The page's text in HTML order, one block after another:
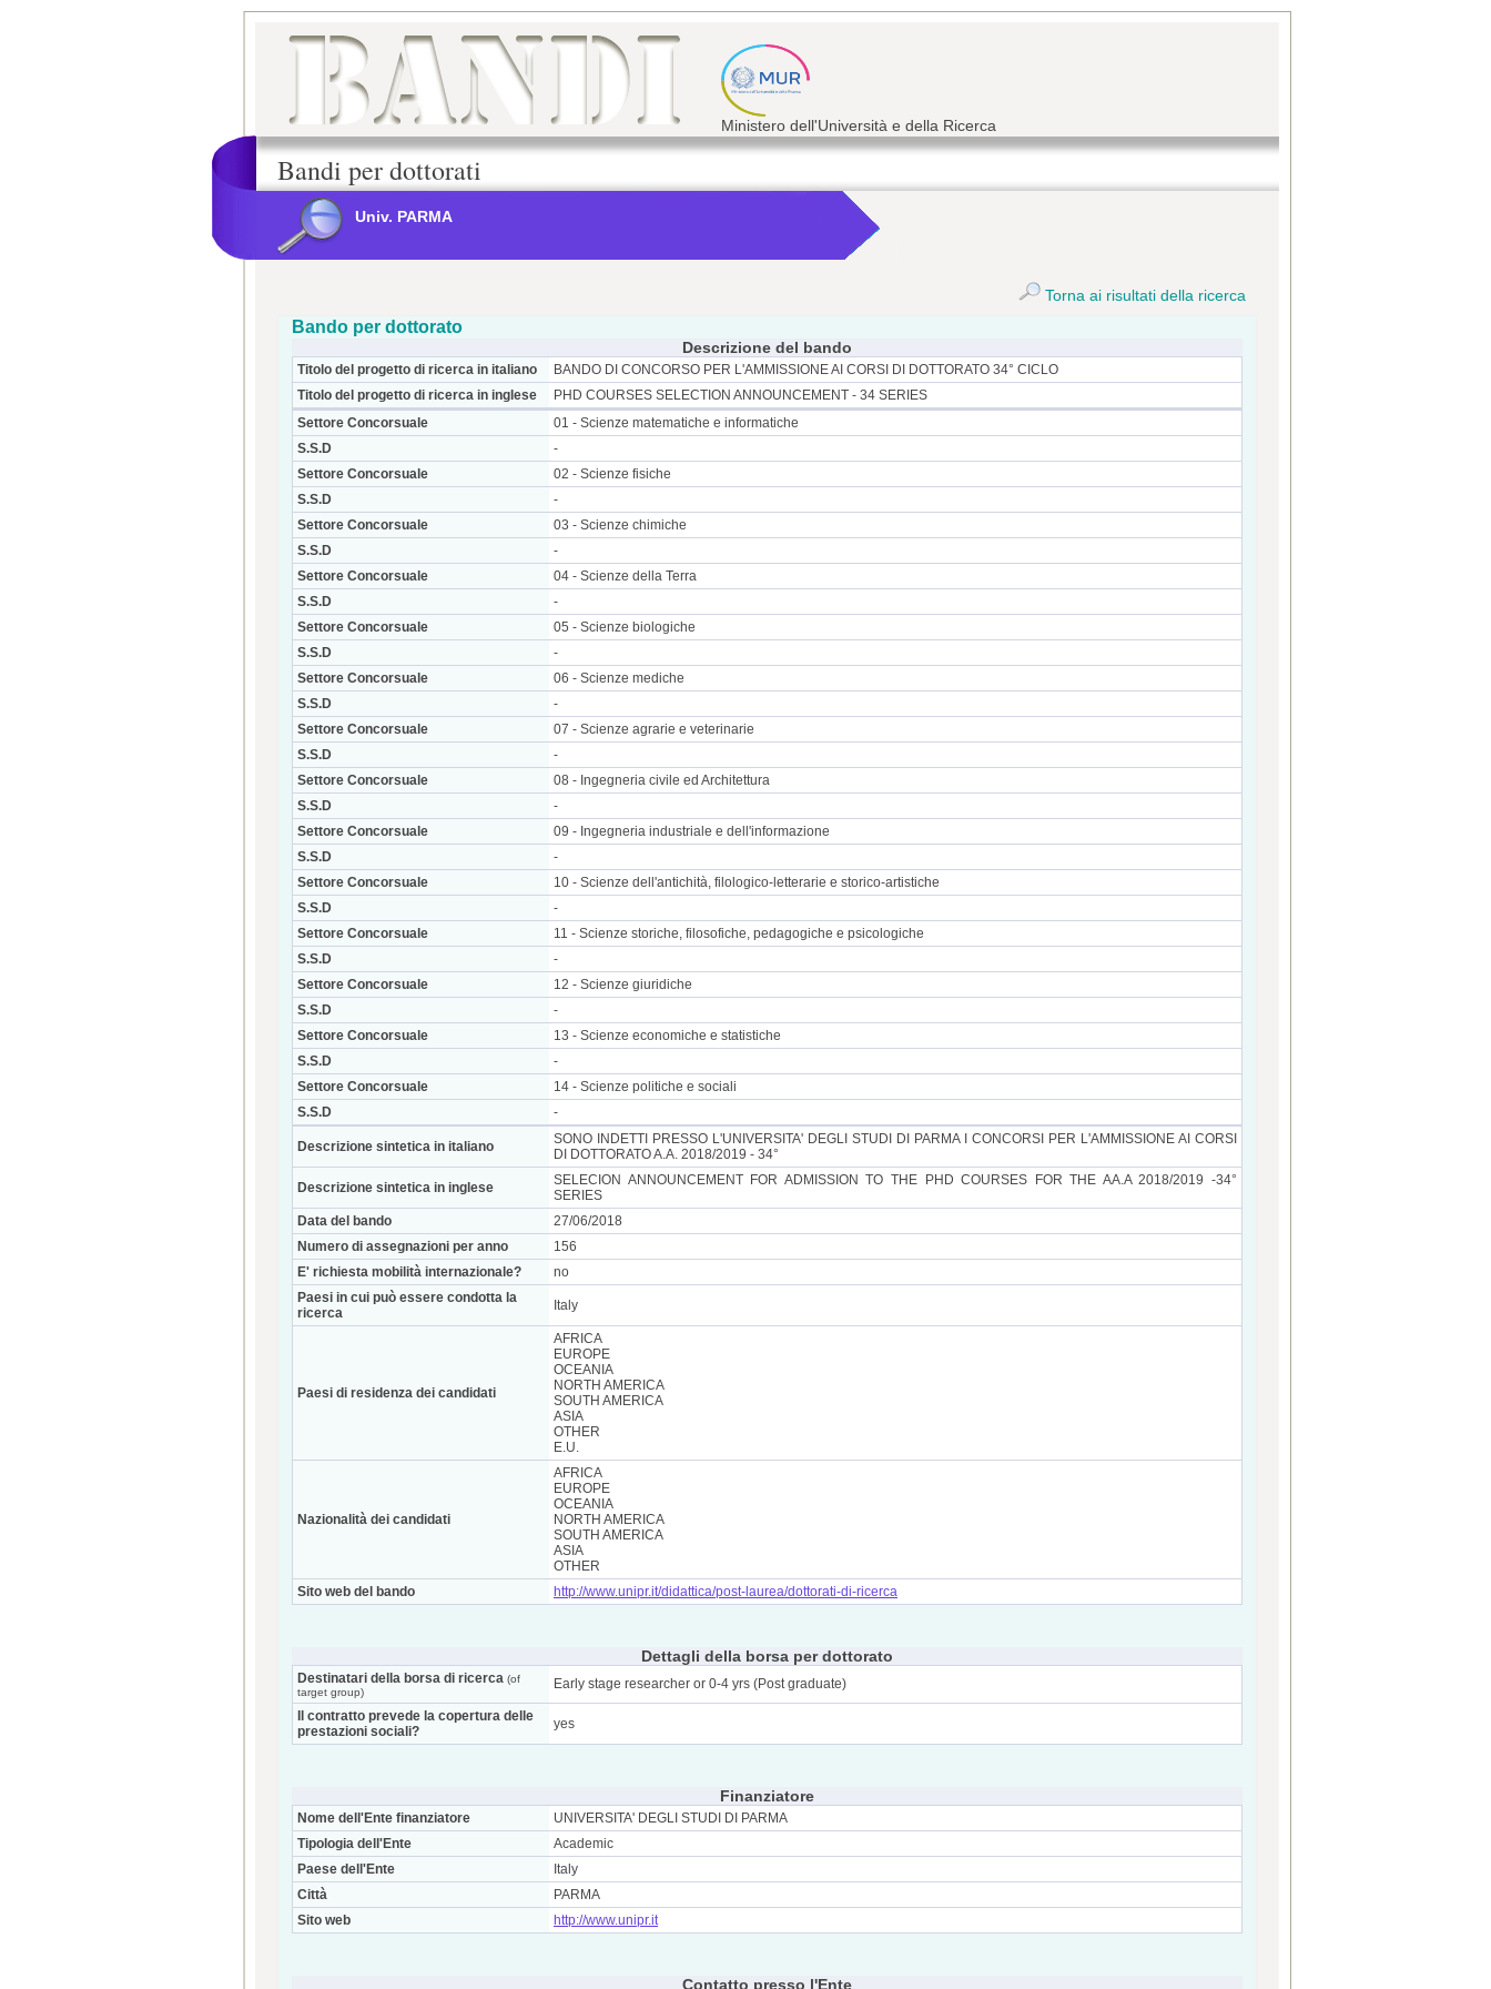
Ministero dell'Università e della Ricerca
Bandi per dottorati
Univ. PARMA
Torna ai risultati della ricerca
Bando per dottorato
Descrizione del bando
Titolo del progetto di ricerca in italiano
BANDO DI CONCORSO PER L'AMMISSIONE AI CORSI DI DOTTORATO 34° CICLO
Titolo del progetto di ricerca in inglese
PHD COURSES SELECTION ANNOUNCEMENT - 34 SERIES
Settore Concorsuale
01 - Scienze matematiche e informatiche
S.S.D
-
Settore Concorsuale
02 - Scienze fisiche
S.S.D
-
Settore Concorsuale
03 - Scienze chimiche
S.S.D
-
Settore Concorsuale
04 - Scienze della Terra
S.S.D
-
Settore Concorsuale
05 - Scienze biologiche
S.S.D
-
Settore Concorsuale
06 - Scienze mediche
S.S.D
-
Settore Concorsuale
07 - Scienze agrarie e veterinarie
S.S.D
-
Settore Concorsuale
08 - Ingegneria civile ed Architettura
S.S.D
-
Settore Concorsuale
09 - Ingegneria industriale e dell'informazione
S.S.D
-
Settore Concorsuale
10 - Scienze dell'antichità, filologico-letterarie e storico-artistiche
S.S.D
-
Settore Concorsuale
11 - Scienze storiche, filosofiche, pedagogiche e psicologiche
S.S.D
-
Settore Concorsuale
12 - Scienze giuridiche
S.S.D
-
Settore Concorsuale
13 - Scienze economiche e statistiche
S.S.D
-
Settore Concorsuale
14 - Scienze politiche e sociali
S.S.D
-
Descrizione sintetica in italiano
SONO INDETTI PRESSO L'UNIVERSITA' DEGLI STUDI DI PARMA I CONCORSI PER L'AMMISSIONE AI CORSI
DI DOTTORATO A.A. 2018/2019 - 34°
Descrizione sintetica in inglese
SELECION ANNOUNCEMENT FOR ADMISSION TO THE PHD COURSES FOR THE AA.A 2018/2019 -34°
SERIES
Data del bando
27/06/2018
Numero di assegnazioni per anno
156
E' richiesta mobilità internazionale?
no
Paesi in cui può essere condotta la
ricerca
Italy
Paesi di residenza dei candidati
AFRICA
EUROPE
OCEANIA
NORTH AMERICA
SOUTH AMERICA
ASIA
OTHER
E.U.
Nazionalità dei candidati
AFRICA
EUROPE
OCEANIA
NORTH AMERICA
SOUTH AMERICA
ASIA
OTHER
Sito web del bando
http://www.unipr.it/didattica/post-laurea/dottorati-di-ricerca
Dettagli della borsa per dottorato
Destinatari della borsa di ricerca (of
target group)
Early stage researcher or 0-4 yrs (Post graduate)
Il contratto prevede la copertura delle
prestazioni sociali?
yes
Finanziatore
Nome dell'Ente finanziatore
UNIVERSITA' DEGLI STUDI DI PARMA
Tipologia dell'Ente
Academic
Paese dell'Ente
Italy
Città
PARMA
Sito web
http://www.unipr.it
Contatto presso l'Ente